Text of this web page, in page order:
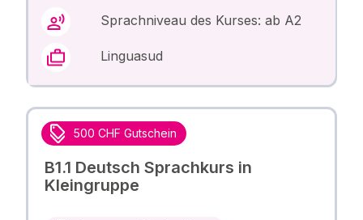
Sprachniveau des Kurses: ab A2
Linguasud
500 CHF Gutschein
B1.1 Deutsch Sprachkurs in
Kleingruppe